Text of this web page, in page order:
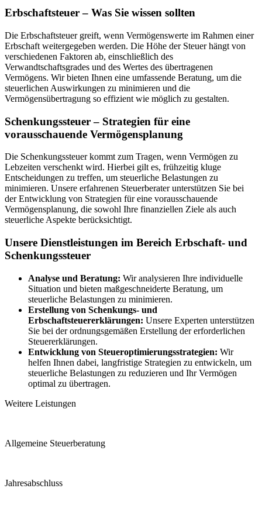
Erbschaftsteuer – Was Sie wissen sollten
Die Erbschaftsteuer greift, wenn Vermögenswerte im Rahmen einer
Erbschaft weitergegeben werden. Die Höhe der Steuer hängt von
verschiedenen Faktoren ab, einschließlich des
Verwandtschaftsgrades und des Wertes des übertragenen
Vermögens. Wir bieten Ihnen eine umfassende Beratung, um die
steuerlichen Auswirkungen zu minimieren und die
Vermögensübertragung so effizient wie möglich zu gestalten.
Schenkungssteuer – Strategien für eine
vorausschauende Vermögensplanung
Die Schenkungssteuer kommt zum Tragen, wenn Vermögen zu
Lebzeiten verschenkt wird. Hierbei gilt es, frühzeitig kluge
Entscheidungen zu treffen, um steuerliche Belastungen zu
minimieren. Unsere erfahrenen Steuerberater unterstützen Sie bei
der Entwicklung von Strategien für eine vorausschauende
Vermögensplanung, die sowohl Ihre finanziellen Ziele als auch
steuerliche Aspekte berücksichtigt.
Unsere Dienstleistungen im Bereich Erbschaft- und
Schenkungssteuer
Analyse und Beratung: Wir analysieren Ihre individuelle
Situation und bieten maßgeschneiderte Beratung, um
steuerliche Belastungen zu minimieren.
Erstellung von Schenkungs- und
Erbschaftsteuererklärungen: Unsere Experten unterstützen
Sie bei der ordnungsgemäßen Erstellung der erforderlichen
Steuererklärungen.
Entwicklung von Steueroptimierungsstrategien: Wir
helfen Ihnen dabei, langfristige Strategien zu entwickeln, um
steuerliche Belastungen zu reduzieren und Ihr Vermögen
optimal zu übertragen.
Weitere Leistungen
Allgemeine Steuerberatung
Jahresabschluss